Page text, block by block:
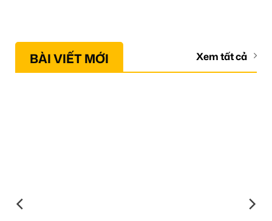
BÀI VIẾT MỚI Xem tất cả